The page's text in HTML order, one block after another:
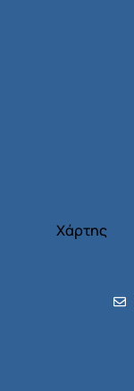
Χάρτης